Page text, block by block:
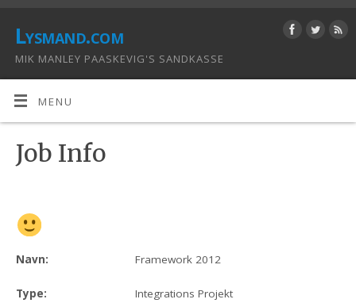
Lysmand.com
MIK MANLEY PAASKEVIG'S SANDKASSE
MENU
Job Info
Navn: Framework 2012
Type: Integrations Projekt